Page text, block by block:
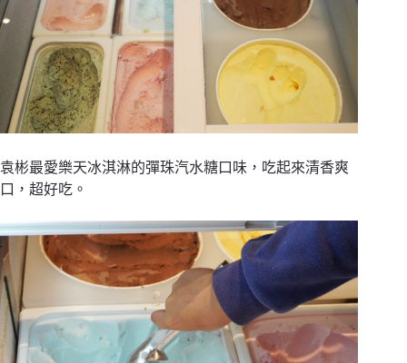
袁彬最愛樂天冰淇淋的彈珠汽水糖口味，吃起來清香爽
口，超好吃。